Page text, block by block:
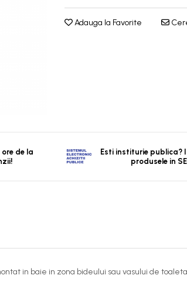
Adauga la Favorite
de la
Esti institurie publica?
produsele in
in baie in zona bideului sau vasului de